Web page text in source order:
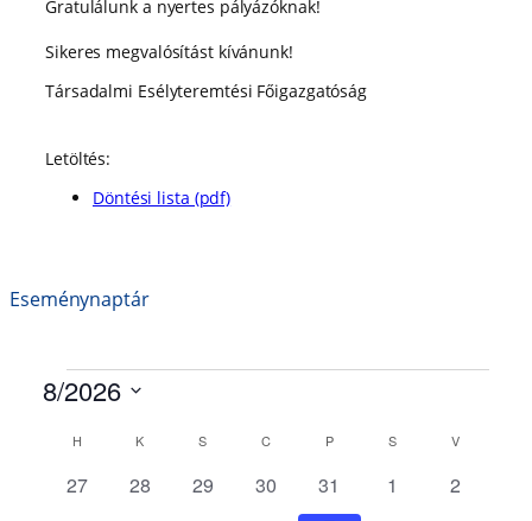
Gratulálunk a nyertes pályázóknak!
Sikeres megvalósítást kívánunk!
Társadalmi Esélyteremtési Főigazgatóság
Letöltés:
Döntési lista (pdf)
Eseménynaptár